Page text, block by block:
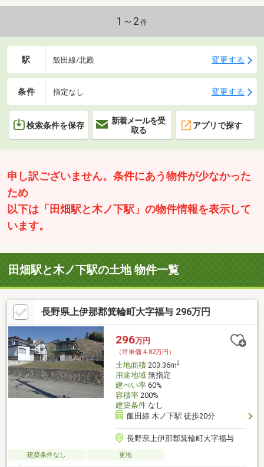
1～2 件
駅 飯田線/北殿 変更する
条件 指定なし 変更する
検索条件を保存
新着メールを受
取る
アプリで探す
申し訳ございません。条件にあう物件が少なかった
ため
以下は「田畑駅と木ノ下駅」の物件情報を表示して
います。
田畑駅と木ノ下駅の土地 物件一覧
長野県上伊那郡箕輪町大字福与 296万円
296万円
（坪単価:4.82万円）
土地面積203.36m2
用途地域無指定
建ぺい率60%
容積率200%
建築条件なし
飯田線 木ノ下駅 徒歩20分
長野県上伊那郡箕輪町大字福与
建築条件なし 更地